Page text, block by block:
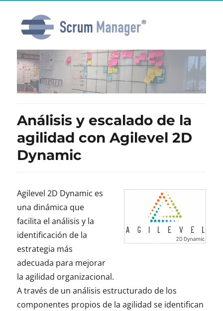
Análisis y escalado de la
agilidad con Agilevel 2D
Dynamic
Agilevel 2D Dynamic es
una dinámica que
facilita el análisis y la
identificación de la
estrategia más
adecuada para mejorar
la agilidad organizacional.
A través de un análisis estructurado de los
componentes propios de la agilidad se identifican